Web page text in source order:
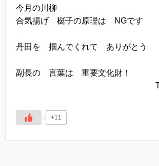
今月の川柳
合気揚げ 梃子の原理は NGです
丹田を 掴んでくれて ありがとう
副長の 言葉は 重要文化財！
+11